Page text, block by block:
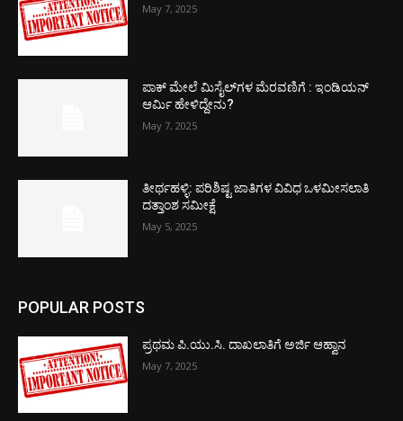
May 7, 2025
ಪಾಕ್​ ಮೇಲೆ ಮಿಸೈಲ್​ಗಳ ಮೆರವಣಿಗೆ : ಇಂಡಿಯನ್
ಆರ್ಮಿ ಹೇಳಿದ್ದೇನು?
May 7, 2025
ತೀರ್ಥಹಳ್ಳಿ: ಪರಿಶಿಷ್ಟ ಜಾತಿಗಳ ವಿವಿಧ ಒಳಮೀಸಲಾತಿ
ದತ್ತಾಂಶ ಸಮೀಕ್ಷೆ
May 5, 2025
POPULAR POSTS
ಪ್ರಥಮ ಪಿ.ಯು.ಸಿ. ದಾಖಲಾತಿಗೆ ಅರ್ಜಿ ಆಹ್ವಾನ
May 7, 2025